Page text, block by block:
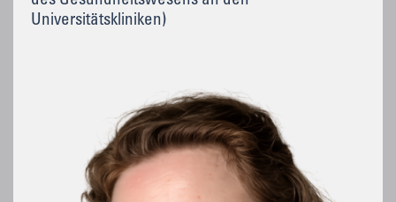
Universitätskliniken)